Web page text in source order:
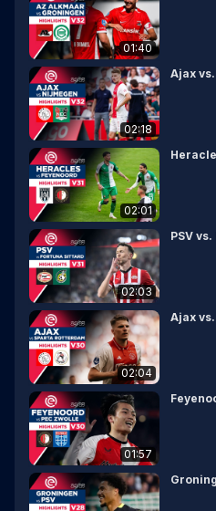
01:40
02:18
Ajax
02:01
02:03
PSV
02:04
Ajax
01:57